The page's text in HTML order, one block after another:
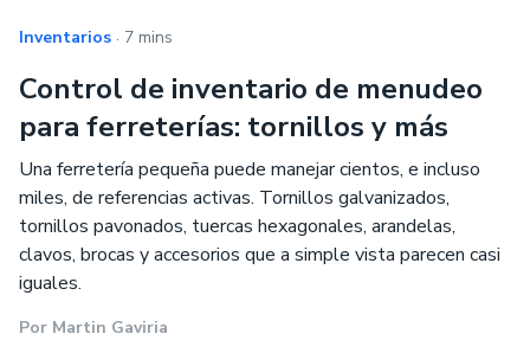
Inventarios . 7 mins
Control de inventario de menudeo
para ferreterías: tornillos y más
Una ferretería pequeña puede manejar cientos, e incluso
miles, de referencias activas. Tornillos galvanizados,
tornillos pavonados, tuercas hexagonales, arandelas,
clavos, brocas y accesorios que a simple vista parecen casi
iguales.
Por Martin Gaviria